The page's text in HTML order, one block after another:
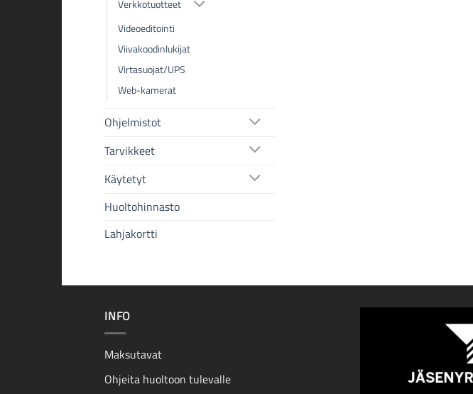
Verkkotuotteet
Videoeditointi
Viivakoodinlukijat
Virtasuojat/UPS
Web-kamerat
Ohjelmistot
Tarvikkeet
Käytetyt
Huoltohinnasto
Lahjakortti
INFO
Maksutavat
Ohjeita huoltoon tulevalle